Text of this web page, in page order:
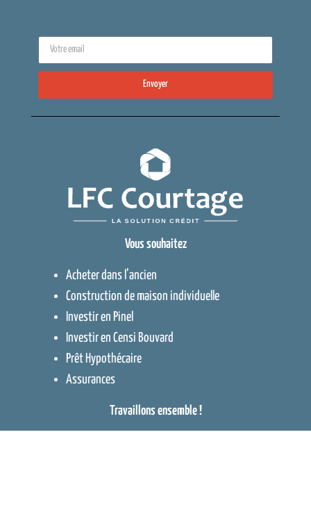
Envoyer
Vous souhaitez
Acheter dans l’ancien
Construction de maison individuelle
Investir en Pinel
Investir en Censi Bouvard
Prêt Hypothécaire
Assurances
Travaillons ensemble !